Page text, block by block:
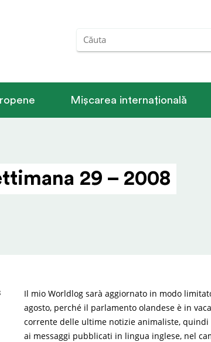
Mișcarea internațională
29 – 2008
Il mio Worldlog sarà aggiornato in modo
agosto, perché il parlamento olandese è in
corrente delle ultime notizie animaliste,
ai messaggi pubblicati in lingua inglese, nel